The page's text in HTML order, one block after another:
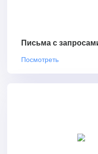
Письма с
Посмотреть